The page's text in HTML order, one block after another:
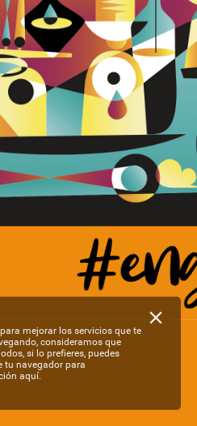
mejorar los servicios que te
consideramos que
si lo prefieres, puedes
tu navegador para
aquí.